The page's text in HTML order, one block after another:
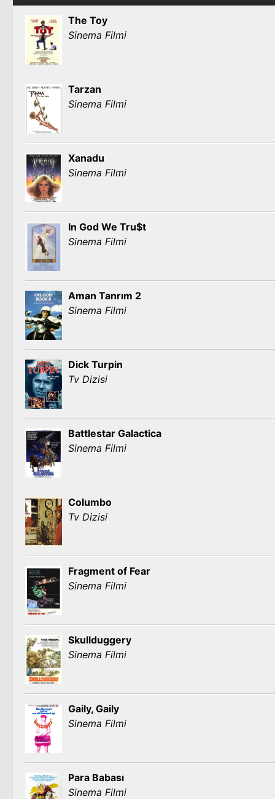
The Toy
Sinema Filmi
Tarzan
Sinema Filmi
Xanadu
Sinema Filmi
In God We Tru$t
Sinema Filmi
Aman Tanrım 2
Sinema Filmi
Dick Turpin
Tv Dizisi
Battlestar Galactica
Sinema Filmi
Columbo
Tv Dizisi
Fragment of Fear
Sinema Filmi
Skullduggery
Sinema Filmi
Gaily, Gaily
Sinema Filmi
Para Babası
Sinema Filmi